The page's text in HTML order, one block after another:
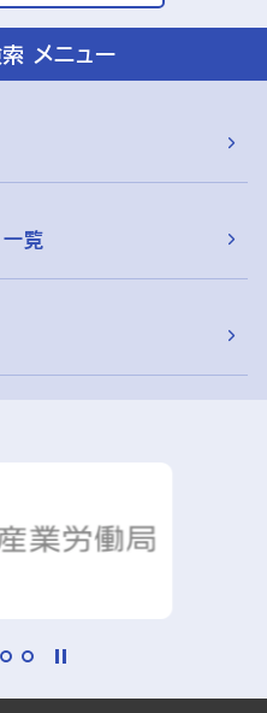
メニュー
一覧